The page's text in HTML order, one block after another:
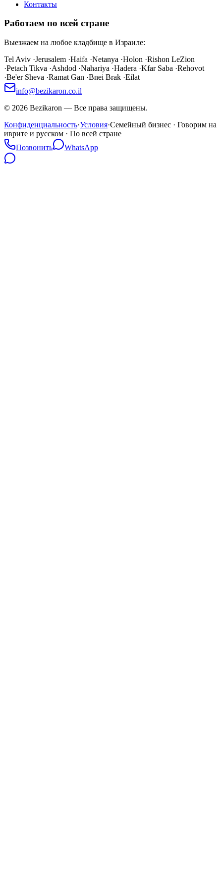
Контакты
Работаем по всей стране
Выезжаем на любое кладбище в Израиле:
Tel Aviv ·Jerusalem ·Haifa ·Netanya ·Holon ·Rishon LeZion
·Petach Tikva ·Ashdod ·Nahariya ·Hadera ·Kfar Saba ·Rehovot
·Be'er Sheva ·Ramat Gan ·Bnei Brak ·Eilat
info@bezikaron.co.il
© 2026 Bezikaron — Все права защищены.
Конфиденциальность·Условия·Семейный бизнес · Говорим на
иврите и русском · По всей стране
Позвонить
WhatsApp